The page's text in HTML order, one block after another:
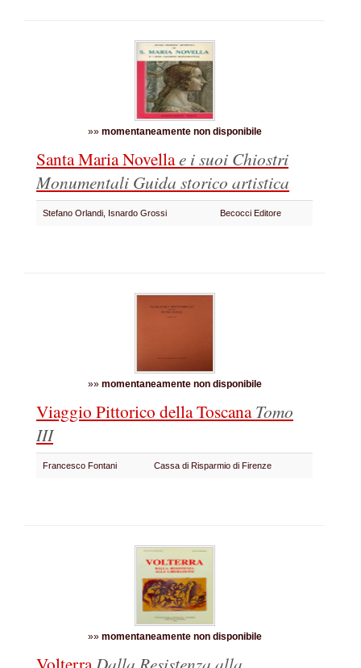
»» momentaneamente non disponibile
Santa Maria Novellae i suoi Chiostri
Monumentali Guida storico artistica
Stefano Orlandi, Isnardo Grossi Becocci Editore
»» momentaneamente non disponibile
Viaggio Pittorico della ToscanaTomo
III
Francesco Fontani Cassa di Risparmio di Firenze
»» momentaneamente non disponibile